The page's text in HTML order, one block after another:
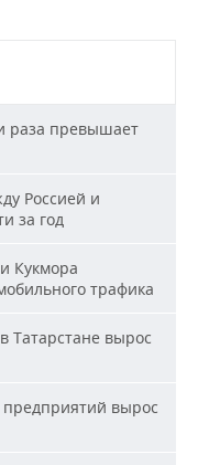
раза превышает
Россией и
за год
Кукмора
трафика
Татарстане вырос
предприятий вырос